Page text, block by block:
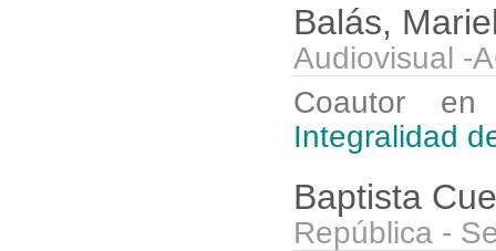
Balás,
Audiovisual -
Coautor
Integralidad
Baptista
República -